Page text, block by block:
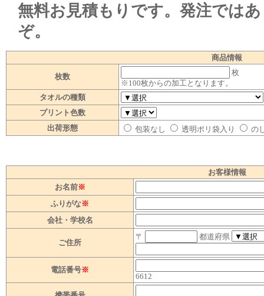
無料お見積もりです。発注では
ぞ。
商品情報
枚数
枚
※100枚からの加工となります。
タオルの種類
プリント色数
出荷形態
包装なし 透明ポリ袋入り の
お客様情報
お名前※
ふりがな※
会社・学校名
ご住所
〒 都道府県
電話番号※
6612